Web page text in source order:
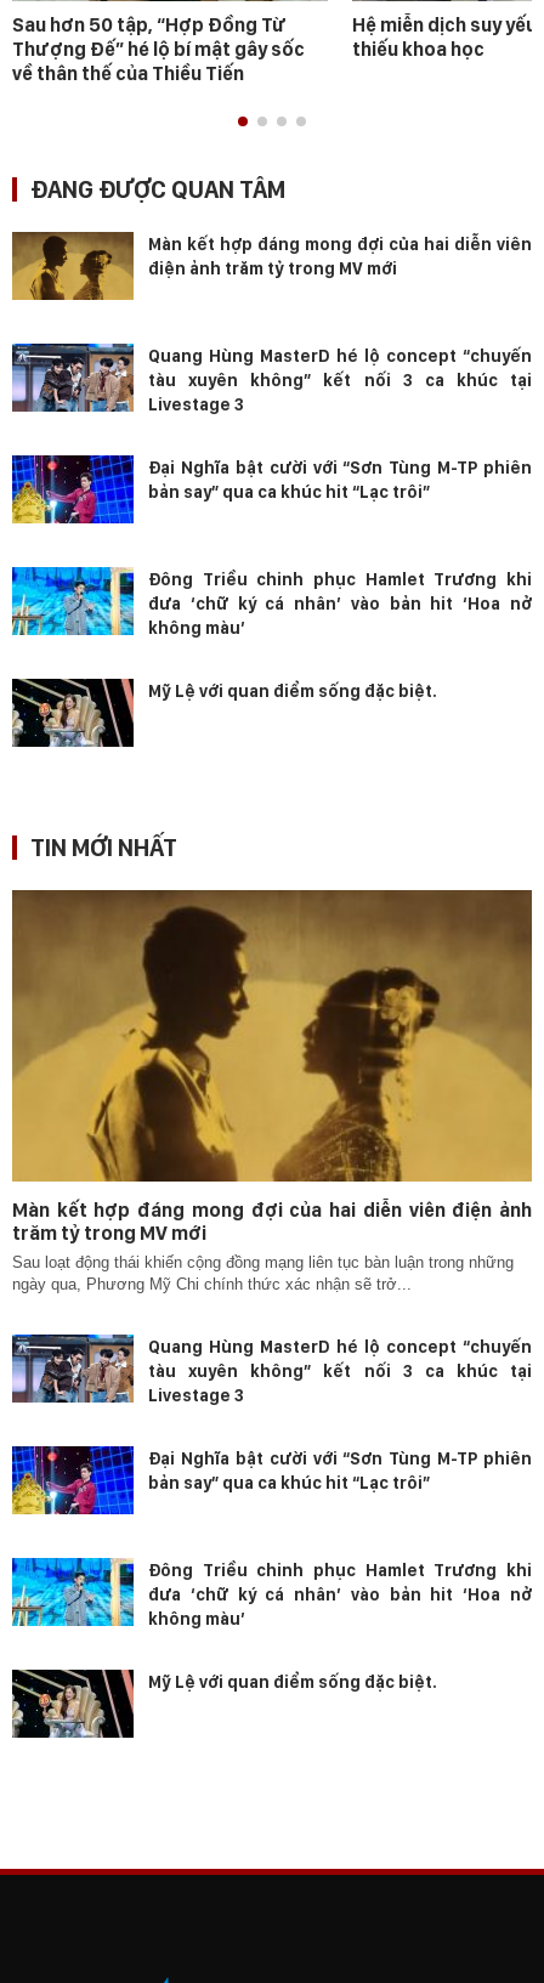
Sau hơn 50 tập, “Hợp Đồng Từ
Thượng Đế” hé lộ bí mật gây sốc
về thân thế của Thiều Tiến
Hệ miễn dịch suy
thiếu khoa học
ĐANG ĐƯỢC QUAN TÂM
Màn kết hợp đáng mong đợi của hai diễn viên
điện ảnh trăm tỷ trong MV mới
Quang Hùng MasterD hé lộ concept “chuyến
tàu xuyên không” kết nối 3 ca khúc tại
Livestage 3
Đại Nghĩa bật cười với “Sơn Tùng M-TP phiên
bản say” qua ca khúc hit “Lạc trôi”
Đông Triều chinh phục Hamlet Trương khi
đưa ‘chữ ký cá nhân’ vào bản hit ‘Hoa nở
không màu’
Mỹ Lệ với quan điểm sống đặc biệt.
TIN MỚI NHẤT
Màn kết hợp đáng mong đợi của hai diễn viên điện ảnh
trăm tỷ trong MV mới
Sau loạt động thái khiến cộng đồng mạng liên tục bàn luận trong những
ngày qua, Phương Mỹ Chi chính thức xác nhận sẽ trở...
Quang Hùng MasterD hé lộ concept “chuyến
tàu xuyên không” kết nối 3 ca khúc tại
Livestage 3
Đại Nghĩa bật cười với “Sơn Tùng M-TP phiên
bản say” qua ca khúc hit “Lạc trôi”
Đông Triều chinh phục Hamlet Trương khi
đưa ‘chữ ký cá nhân’ vào bản hit ‘Hoa nở
không màu’
Mỹ Lệ với quan điểm sống đặc biệt.